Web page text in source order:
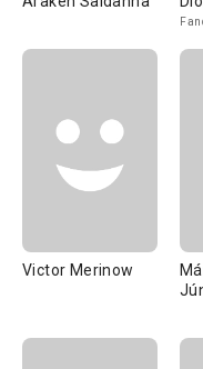
Victor Merinow